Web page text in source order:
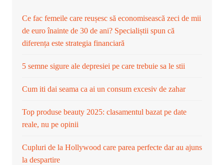
Ce fac femeile care reușesc să economisească zeci de mii
de euro înainte de 30 de ani? Specialiștii spun că
diferența este strategia financiară
5 semne sigure ale depresiei pe care trebuie sa le stii
Cum iti dai seama ca ai un consum excesiv de zahar
Top produse beauty 2025: clasamentul bazat pe date
reale, nu pe opinii
Cupluri de la Hollywood care parea perfecte dar au ajuns
la despartire